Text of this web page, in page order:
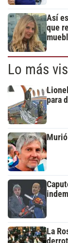
Así
que
Lo más
para
La